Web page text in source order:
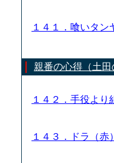
１４１．喰いタ
親番の心得（土田
１４２．手役よ
１４３．ドラ（